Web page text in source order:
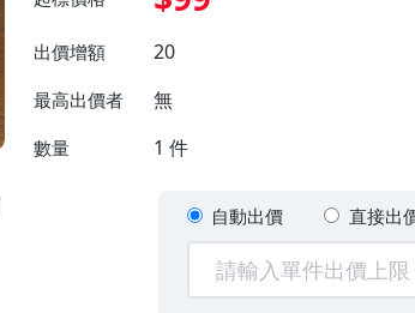
出價增額 20
最高出價者 無
數量 1 件
自動出價 直接出